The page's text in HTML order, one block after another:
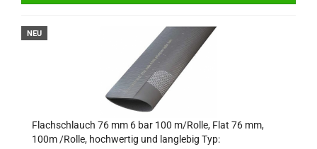
NEU
Flachschlauch 76 mm 6 bar 100 m/Rolle, Flat 76 mm,
100m /Rolle, hochwertig und langlebig Typ: